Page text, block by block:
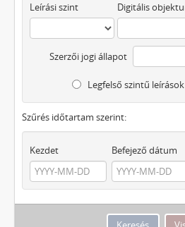
Leírási szint
Szerzői jogi állapot
Legfelső szintű leírások
Szűrés időtartam szerint:
Kezdet Befejező dátum